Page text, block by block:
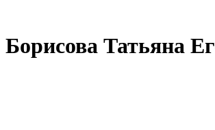
Борисова Татьяна